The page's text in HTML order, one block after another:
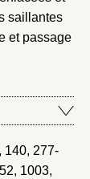
saillantes
et passage
140, 277-
1003,